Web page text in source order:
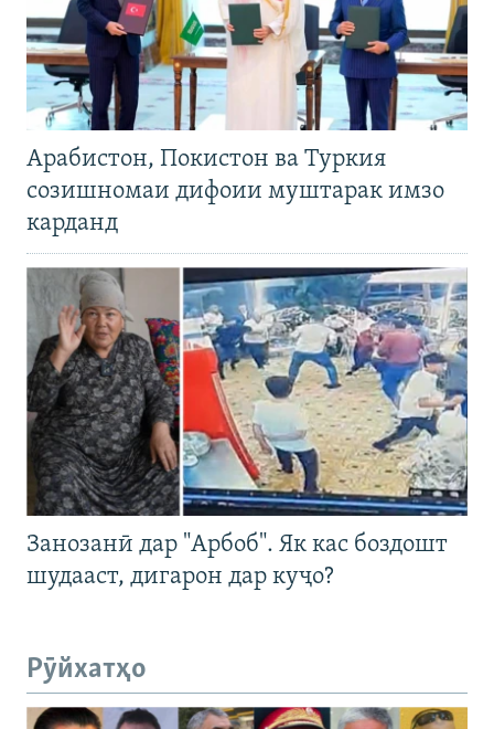
Арабистон, Покистон ва Туркия
созишномаи дифоии муштарак имзо
карданд
Занозанӣ дар "Арбоб". Як кас боздошт
шудааст, дигарон дар куҷо?
Рӯйхатҳо